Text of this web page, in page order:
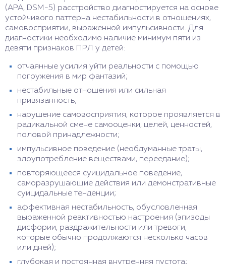
(APA, DSM-5) расстройство диагностируется на основе
устойчивого паттерна нестабильности в отношениях,
самовосприятии, выраженной импульсивности. Для
диагностики необходимо наличие минимум пяти из
девяти признаков ПРЛ у детей:
отчаянные усилия уйти реальности с помощью
погружения в мир фантазий;
нестабильные отношения или сильная
привязанность;
нарушение самовосприятия, которое проявляется в
радикальной смене самооценки, целей, ценностей,
половой принадлежности;
импульсивное поведение (необдуманные траты,
злоупотребление веществами, переедание);
повторяющееся суицидальное поведение,
саморазрушающие действия или демонстративные
суицидальные тенденции;
аффективная нестабильность, обусловленная
выраженной реактивностью настроения (эпизоды
дисфории, раздражительности или тревоги,
которые обычно продолжаются несколько часов
или дней);
глубокая и постоянная внутренняя пустота;